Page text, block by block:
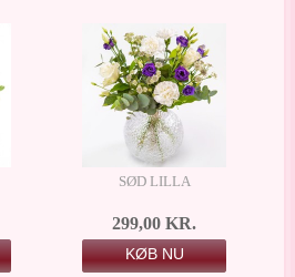
SØD LILLA
299,00 KR.
KØB NU